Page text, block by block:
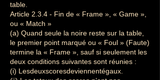
table.
Article 2.3.4 - Fin de « Frame », « Game »,
ou « Match »
(a) Quand seule la noire reste sur la table,
le premier point marqué ou « Foul » (Faute)
termine la « Frame », sauf si seulement les
deux conditions suivantes sont réunies :
(i) Lesdeuxscoresdeviennentégaux.